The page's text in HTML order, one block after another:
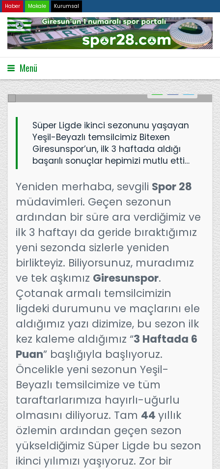
Haber Makale Kurumsal
Menü
3 HAFTADA 6 PUAN..!
25.08.2022 4337
Süper Ligde ikinci sezonunu yaşayan
Yeşil-Beyazlı temsilcimiz Bitexen
Giresunspor’un, ilk 3 haftada aldığı
başarılı sonuçlar hepimizi mutlu etti…
Yeniden merhaba, sevgili Spor 28
müdavimleri. Geçen sezonun
ardından bir süre ara verdiğimiz ve
ilk 3 haftayı da geride bıraktığımız
yeni sezonda sizlerle yeniden
birlikteyiz. Biliyorsunuz, muradımız
ve tek aşkımız Giresunspor.
Çotanak armalı temsilcimizin
ligdeki durumunu ve maçlarını ele
aldığımız yazı dizimize, bu sezon ilk
kez kaleme aldığımız “3 Haftada 6
Puan” başlığıyla başlıyoruz.
Öncelikle yeni sezonun Yeşil-
Beyazlı temsilcimize ve tüm
taraftarlarımıza hayırlı-uğurlu
olmasını diliyoruz. Tam 44 yıllık
özlemin ardından geçen sezon
yükseldiğimiz Süper Ligde bu sezon
ikinci yılımızı yaşıyoruz. Zor bir